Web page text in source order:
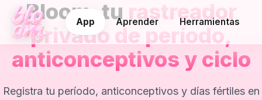
App Aprender Herramientas
Bloom, tu rastreador
privado de período,
anticonceptivos y ciclo
Registra tu período, anticonceptivos y días fértiles en